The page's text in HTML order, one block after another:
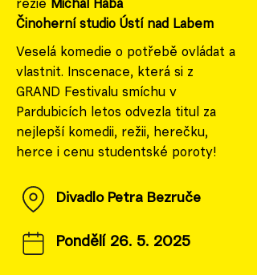
režie Michal Hába
Činoherní studio Ústí nad Labem
Veselá komedie o potřebě ovládat a
vlastnit. Inscenace, která si z
GRAND Festivalu smíchu v
Pardubicích letos odvezla titul za
nejlepší komedii, režii, herečku,
herce i cenu studentské poroty!
Divadlo Petra Bezruče
Pondělí 26. 5. 2025